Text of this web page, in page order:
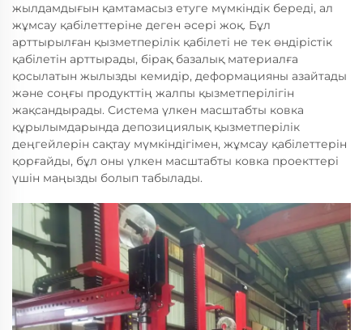
жылдамдығын қамтамасыз етуге мүмкіндік береді, ал
жұмсау қабілеттеріне деген әсері жоқ. Бұл
арттырылған қызметперілік қабілеті не тек өндірістік
қабілетін арттырады, бірақ базалық материалға
қосылатын жылызды кемидір, деформацияны азайтады
және соңғы продукттің жалпы қызметперілігін
жақсандырады. Система үлкен масштабты ковка
құрылымдарында депозициялық қызметперілік
деңгейлерін сақтау мүмкіндігімен, жұмсау қабілеттерін
қорғайды, бұл оны үлкен масштабты ковка проекттері
үшін маңызды болып табылады.